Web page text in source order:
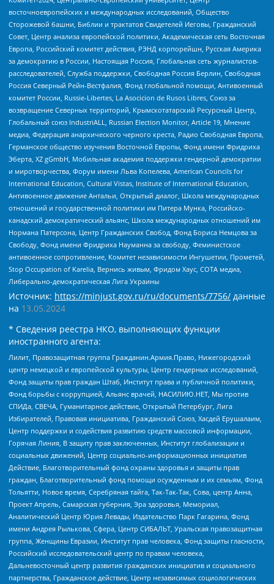
восточноевропейских и международных исследований, Общество
Сторожевой башни, Библии и трактатов Свидетелей Иеговы, Гражданский
Совет, Центр анализа европейской политики, Академическая сеть Восточная
Европа, Российский комитет действия, РЭНД корпорейшн, Русская Америка
за демократию в России, Настоящая Россия, Глобальная сеть журналистов-
расследователей, Служба поддержки, Свободная Россия Берлин, Свободная
Россия Северный Рейн-Вестфалия, Фонд глобальной помощи, Антивоенный
комитет России, Russie-Libertes, La Asocicion de Rusos Libres, Союз за
возвращение Северных территорий, Крымскотатарский Ресурсный Центр,
Глобальный союз IndustriALL, Russian Election Monitor, Article 19, Мнение
медиа, Федерация анархического черного креста, Радио Свободная Европа,
Германское общество изучения Восточной Европы, Фонд имени Фридриха
Эберта, XZ gGmbH, Мобильная академия поддержки гендерной демократии
и миротворчества, Форум имени Льва Копелева, American Councils for
International Education, Cultural Vistas, Institute of International Education,
Антивоенное движение Антальи, Открытый диалог, Школа международных
отношений и государственной политики им Питера Мунка, Российско-
канадский демократический альянс, Школа международных отношений им
Нормана Патерсона, Центр Гражданских Свобод, Фонд Бориса Немцова за
Свободу, Фонд имени Фридриха Науманна за свободу, Феминистское
антивоенное сопротивление, Комитет независимости Ингушетии, Прометей,
Stop Occupation of Karelia, Вернись живым, Фридом Хаус, СОТА медиа,
Либерально-демократическая Лига Украины
Источник: https://minjust.gov.ru/ru/documents/7756/ данные
на 13.05.2024
* Сведения реестра НКО, выполняющих функции
иностранного агента:
Лилит, Правозащитная группа Гражданин.Армия.Право, Нижегородский
центр немецкой и европейской культуры, Центр гендерных исследований,
Фонд защиты прав граждан Штаб, Институт права и публичной политики,
Фонд борьбы с коррупцией, Альянс врачей, НАСИЛИЮ.НЕТ, Мы против
СПИДа, СВЕЧА, Гуманитарное действие, Открытый Петербург, Лига
Избирателей, Правовая инициатива, Гражданский Союз, Хасдей Ерушалаим,
Центр поддержки и содействия развитию средств массовой информации,
Горячая Линия, В защиту прав заключенных, Институт глобализации и
социальных движений, Центр социально-информационных инициатив
Действие, Благотворительный фонд охраны здоровья и защиты прав
граждан, Благотворительный фонд помощи осужденным и их семьям, Фонд
Тольятти, Новое время, Серебряная тайга, Так-Так-Так, Сова, центр Анна,
Проект Апрель, Самарская губерния, Эра здоровья, Мемориал,
Аналитический Центр Юрия Левады, Издательство Парк Гагарина, Фонд
имени Андрея Рылькова, Сфера, Центр СИБАЛЬТ, Уральская правозащитная
группа, Женщины Евразии, Институт прав человека, Фонд защиты гласности,
Российский исследовательский центр по правам человека,
Дальневосточный центр развития гражданских инициатив и социального
партнерства, Гражданское действие, Центр независимых социологических